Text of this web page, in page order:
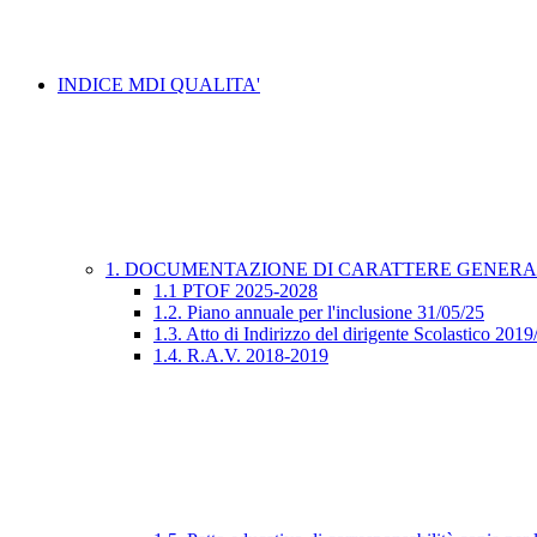
INDICE MDI QUALITA'
1. DOCUMENTAZIONE DI CARATTERE
1.1 PTOF 2025-2028
1.2. Piano annuale per l'inclusione 31/05/25
1.3. Atto di Indirizzo del dirigente Scolastico
1.4. R.A.V. 2018-2019